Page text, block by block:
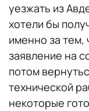
уезжать из
хотели бы
именно за тем,
заявление на
потом
технической
некоторые